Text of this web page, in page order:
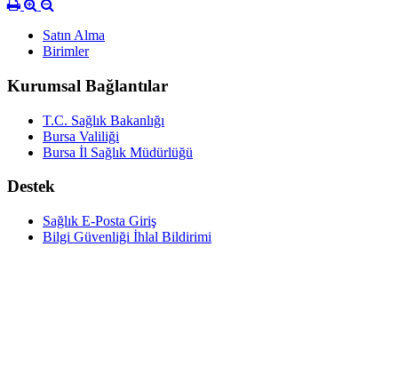
Satın Alma
Birimler
Kurumsal Bağlantılar
T.C. Sağlık Bakanlığı
Bursa Valiliği
Bursa İl Sağlık Müdürlüğü
Destek
Sağlık E-Posta Giriş
Bilgi Güvenliği İhlal Bildirimi